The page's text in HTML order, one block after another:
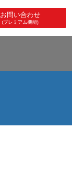
お問い合わせ
(プレミアム機能)